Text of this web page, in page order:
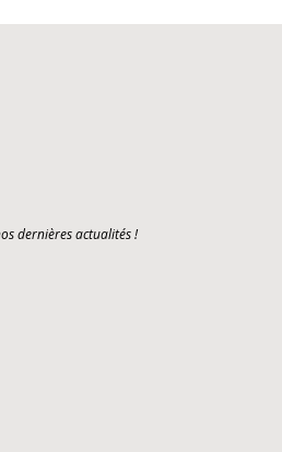
dernières actualités !